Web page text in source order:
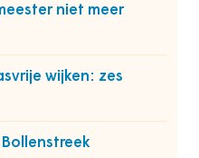
niet meer
wijken: zes